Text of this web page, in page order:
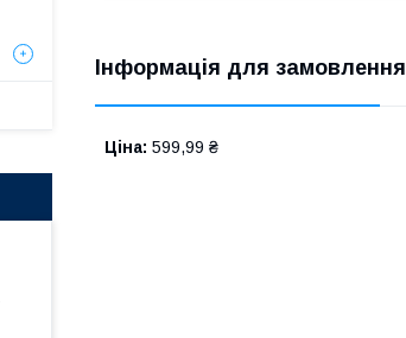
Інформація для замовлення
Ціна: 599,99 ₴